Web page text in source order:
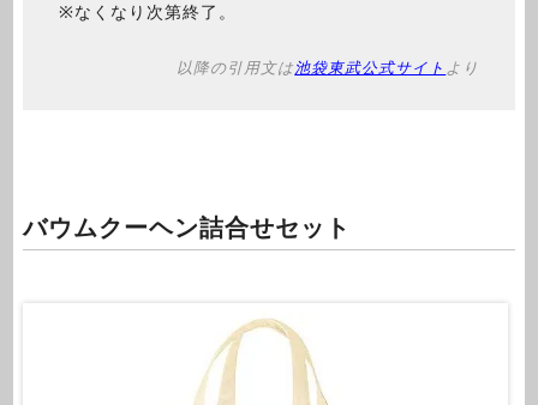
※なくなり次第終了。
以降の引用文は 池袋東武公式サイト より
バウムクーヘン詰合せセット